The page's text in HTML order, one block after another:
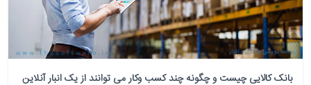
بانک کالایی چیست و چگونه چند کسب وکار می توانند از یک انبار آنلاین